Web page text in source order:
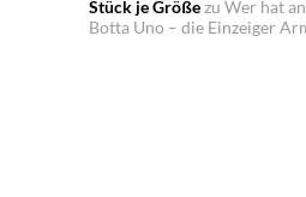
Stück je Größezu Wer hat
Botta Uno – die Einzeiger